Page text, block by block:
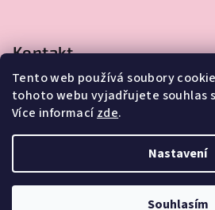
Tento web používá soubory
tohoto webu vyjadřujete souhlas
Více informacízde.
Nastavení
Souhlasím
Kontakt
info @jakovejcevejci.cz